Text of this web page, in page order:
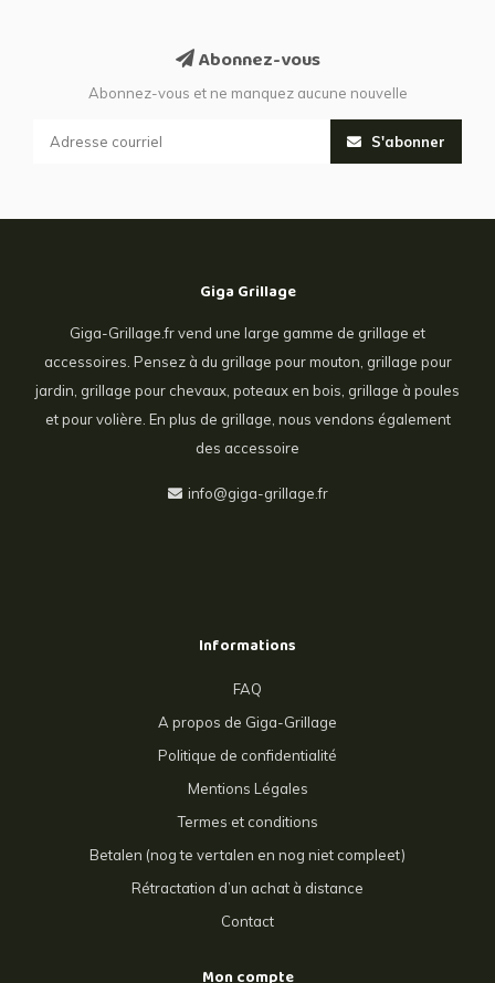
Abonnez-vous
Abonnez-vous et ne manquez aucune nouvelle
S'abonner
Giga Grillage
Giga-Grillage.fr vend une large gamme de grillage et
accessoires. Pensez à du grillage pour mouton, grillage pour
jardin, grillage pour chevaux, poteaux en bois, grillage à poules
et pour volière. En plus de grillage, nous vendons également
des accessoire
info@giga-grillage.fr
Informations
FAQ
A propos de Giga-Grillage
Politique de confidentialité
Mentions Légales
Termes et conditions
Betalen (nog te vertalen en nog niet compleet)
Rétractation d’un achat à distance
Contact